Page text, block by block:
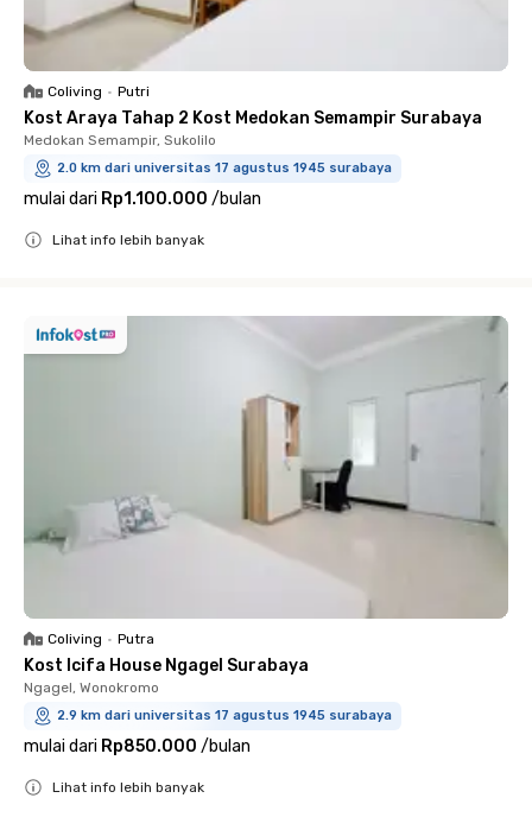
Coliving • Putri
Kost Araya Tahap 2 Kost Medokan Semampir Surabaya
Medokan Semampir, Sukolilo
2.0 km dari universitas 17 agustus 1945 surabaya
mulai dari Rp1.100.000 /bulan
Lihat info lebih banyak
Coliving • Putra
Kost Icifa House Ngagel Surabaya
Ngagel, Wonokromo
2.9 km dari universitas 17 agustus 1945 surabaya
mulai dari Rp850.000 /bulan
Lihat info lebih banyak